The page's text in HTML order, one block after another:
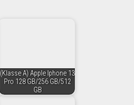
(Klasse A) Apple Iphone 13
Pro 128 GB/256 GB/512
GB